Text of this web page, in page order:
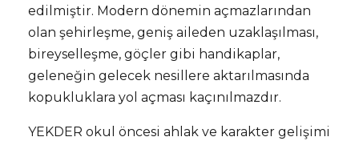
edilmiştir. Modern dönemin açmazlarından
olan şehirleşme, geniş aileden uzaklaşılması,
bireyselleşme, göçler gibi handikaplar,
geleneğin gelecek nesillere aktarılmasında
kopukluklara yol açması kaçınılmazdır.
YEKDER okul öncesi ahlak ve karakter gelişimi